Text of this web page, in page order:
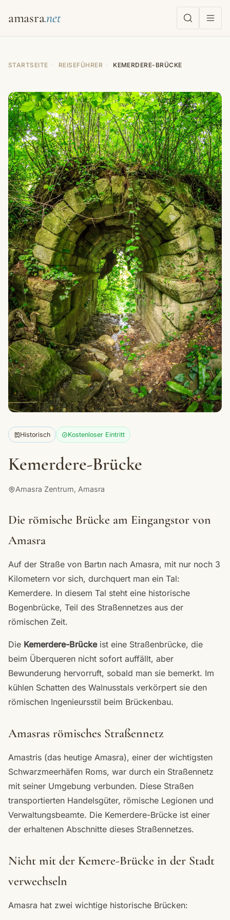
amasra
STARTSEITE · REISEFÜHRER · KEMERDERE-BRÜCKE
Historisch Kostenloser Eintritt
Kemerdere-Brücke
Amasra Zentrum, Amasra
Die römische Brücke am Eingangstor von
Amasra
Auf der Straße von Bartın nach Amasra, mit nur noch 3
Kilometern vor sich, durchquert man ein Tal:
Kemerdere. In diesem Tal steht eine historische
Bogenbrücke, Teil des Straßennetzes aus der
römischen Zeit.
Die Kemerdere-Brückeist eine Straßenbrücke, die
beim Überqueren nicht sofort auffällt, aber
Bewunderung hervorruft, sobald man sie bemerkt. Im
kühlen Schatten des Walnusstals verkörpert sie den
römischen Ingenieursstil beim Brückenbau.
Amasras römisches Straßennetz
Amastris (das heutige Amasra), einer der wichtigsten
Schwarzmeerhäfen Roms, war durch ein Straßennetz
mit seiner Umgebung verbunden. Diese Straßen
transportierten Handelsgüter, römische Legionen und
Verwaltungsbeamte. Die Kemerdere-Brücke ist einer
der erhaltenen Abschnitte dieses Straßennetzes.
Nicht mit der Kemere-Brücke in der Stadt
verwechseln
Amasra hat zwei wichtige historische Brücken: